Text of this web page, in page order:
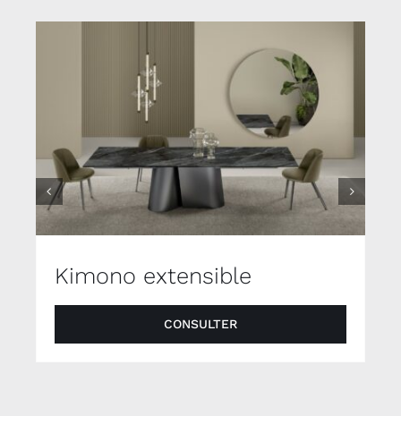
Kimono extensible
CONSULTER